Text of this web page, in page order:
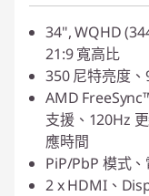
使用優惠券 :
34", WQHD
21:9 寬高比
350 尼特亮度、
AMD
支援、120Hz
應時間
PiP/PbP 模式、
2 x HDMI、